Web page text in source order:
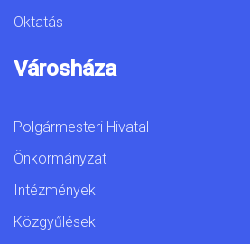
Oktatás
Városháza
Polgármesteri Hivatal
Önkormányzat
Intézmények
Közgyűlések